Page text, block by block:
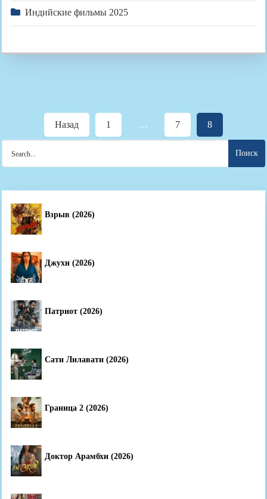
Индийские фильмы 2025
Пагинация
записей
Назад 1 … 7 8
for:
Взрыв (2026)
Джухи (2026)
Патриот (2026)
Сати Лилавати (2026)
Граница 2 (2026)
Доктор Арамбхи (2026)